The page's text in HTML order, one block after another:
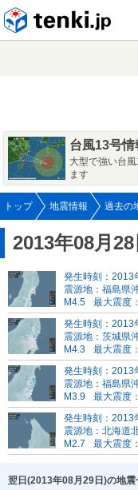
台風13号情
大型で強い台
ます
トップ 地震情報 過去の
2013年08月
発生時刻：2013
震源地：福島県
M4.5
最大震度
発生時刻：2013
震源地：茨城県
M4.3
最大震度
発生時刻：2013
震源地：福島県
M3.9
最大震度
発生時刻：2013
震源地：北海道
M2.7
最大震度
翌日(2013年08月29日)の地震